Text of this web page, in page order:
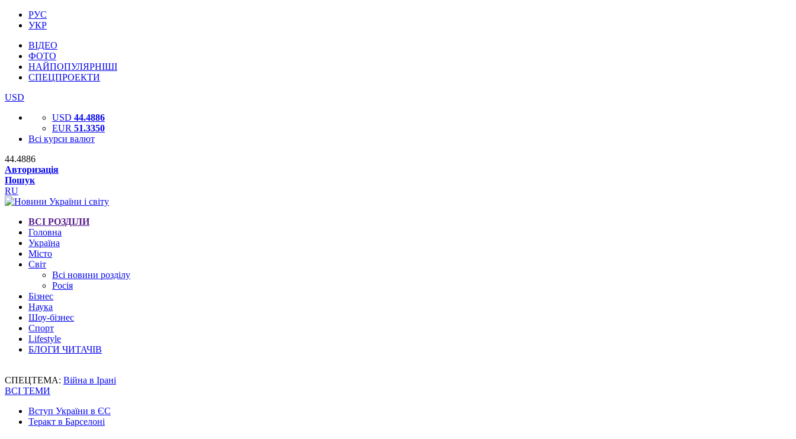
РУС
УКР
ВІДЕО
ФОТО
НАЙПОПУЛЯРНІШІ
СПЕЦПРОЕКТИ
USD
USD 44.4886
EUR 51.3350
Всі курси валют
44.4886
Авторизація
Пошук
RU
ВСІ РОЗДІЛИ
Головна
Україна
Місто
Світ
Всі новини розділу
Росія
Бізнес
Наука
Шоу-бізнес
Спорт
Lifestyle
БЛОГИ ЧИТАЧІВ
СПЕЦТЕМА: Війна в Ірані
ВСІ ТЕМИ
Вступ України в ЄС
Теракт в Барселоні